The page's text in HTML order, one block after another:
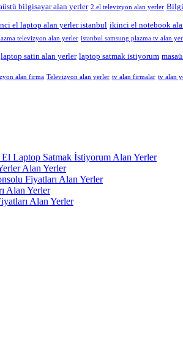
bilgisayar alan yerler 2.el televizyon alan yerler
el laptop alan yerler istanbul ikinci el notebook
televizyon alan yerler istanbul samsung plazma tv alan
laptop satin alan yerler laptop satmak istiyorum
alan firma Televizyon alan yerler tv alan firmalar tv alan
Laptop Satmak İstiyorum Alan Yerler
Alan Yerler
Fiyatları Alan Yerler
Alan Yerler
Alan Yerler